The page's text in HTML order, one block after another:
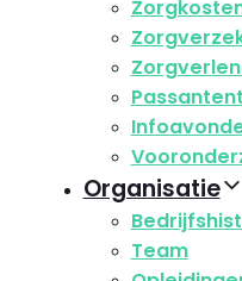
Organisatie
Team